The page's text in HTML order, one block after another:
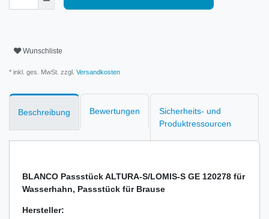
Wunschliste
* inkl. ges. MwSt. zzgl. Versandkosten
Beschreibung Bewertungen
Sicherheits- und
Produktressourcen
BLANCO Passstück ALTURA-S/LOMIS-S GE 120278 für
Wasserhahn, Passstück für Brause
Hersteller: